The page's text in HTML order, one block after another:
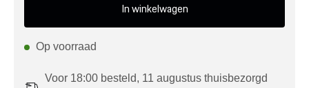
In winkelwagen
Op voorraad
Voor 18:00 besteld, 11 augustus thuisbezorgd